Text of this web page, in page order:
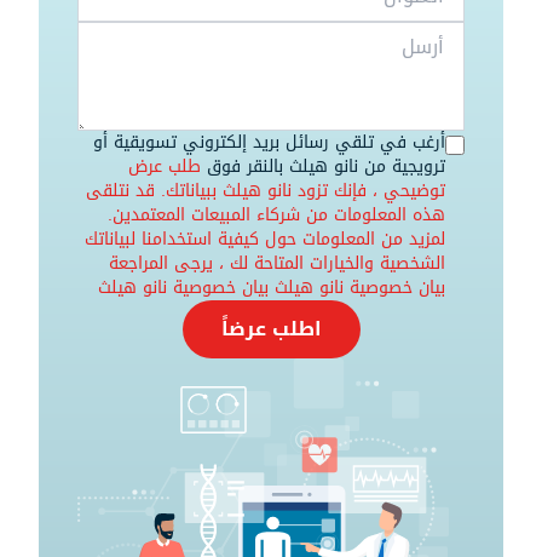
أرغب في تلقي رسائل بريد إلكتروني تسويقية أو
ترويجية من نانو هيلث بالنقر فوق طلب عرض
توضيحي ، فإنك تزود نانو هيلث ببياناتك. قد نتلقى
هذه المعلومات من شركاء المبيعات المعتمدين.
لمزيد من المعلومات حول كيفية استخدامنا لبياناتك
الشخصية والخيارات المتاحة لك ، يرجى المراجعة
بيان خصوصية نانو هيلث بيان خصوصية نانو هيلث
اطلب عرضاً